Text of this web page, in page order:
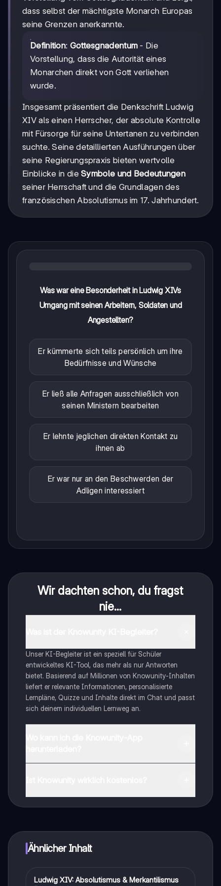
dass selbst der mächtigste Monarch Europas
seine Grenzen anerkannte.
Definition: Gottesgnadentum - Die
Vorstellung, dass die Autorität eines
Monarchen direkt von Gott verliehen
wurde.
Insgesamt präsentiert die Denkschrift Ludwig
XIV als einen Herrscher, der absolute Kontrolle
mit Fürsorge für seine Untertanen zu verbinden
suchte. Seine detaillierten Ausführungen über
seine Regierungspraxis bieten wertvolle
Einblicke in dieSymbole und Bedeutungen
seiner Herrschaft und die Grundlagen des
französischen Absolutismus im 17. Jahrhundert.
Was war eine Besonderheit in Ludwig XIVs
Umgang mit seinen Arbeitern, Soldaten und
Angestellten?
Er kümmerte sich teils persönlich um ihre
Bedürfnisse und Wünsche
Er ließ alle Anfragen ausschließlich von
seinen Ministern bearbeiten
Er lehnte jeglichen direkten Kontakt zu
ihnen ab
Er war nur an den Beschwerden der
Adligen interessiert
Wir dachten schon, du fragst
nie...
Unser KI-Begleiter ist ein speziell für Schüler
entwickeltes KI-Tool, das mehr als nur Antworten
bietet. Basierend auf Millionen von Knowunity-Inhalten
liefert er relevante Informationen, personalisierte
Lernpläne, Quizze und Inhalte direkt im Chat und passt
sich deinem individuellen Lernweg an.
Ähnlicher Inhalt
Geschichte
Ludwig XIV: Absolutismus & Merkantilismus